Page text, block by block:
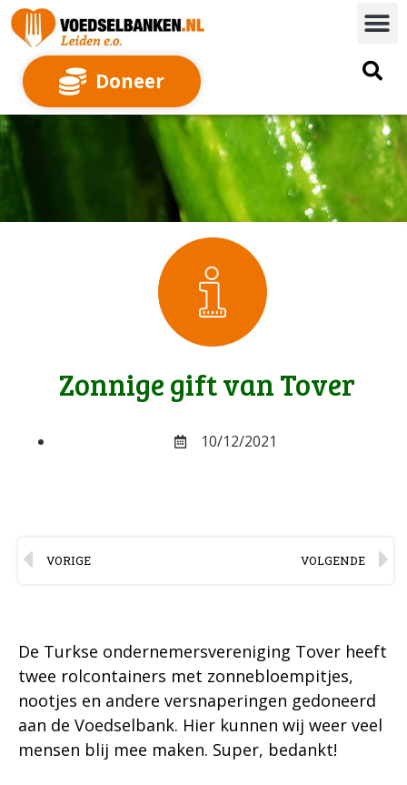
Doneer
Zonnige gift van Tover
10/12/2021
VORIGE VOLGENDE
De Turkse ondernemersvereniging Tover heeft
twee rolcontainers met zonnebloempitjes,
nootjes en andere versnaperingen gedoneerd
aan de Voedselbank. Hier kunnen wij weer veel
mensen blij mee maken. Super, bedankt!